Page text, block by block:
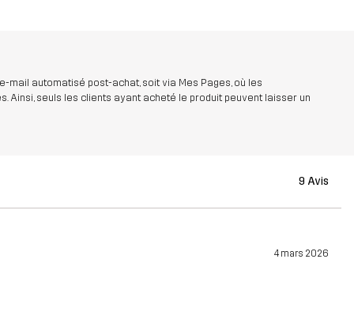
mail automatisé post-achat, soit via Mes Pages, où les
Ainsi, seuls les clients ayant acheté le produit peuvent laisser un
9 Avis
4 mars 2026